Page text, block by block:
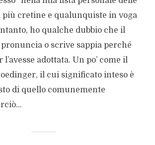
cretine e qualunquiste in voga
ho qualche dubbio che il
pronuncia o scrive sappia perché
adottata. Un po’ come il
il cui significato inteso è
di quello comunemente